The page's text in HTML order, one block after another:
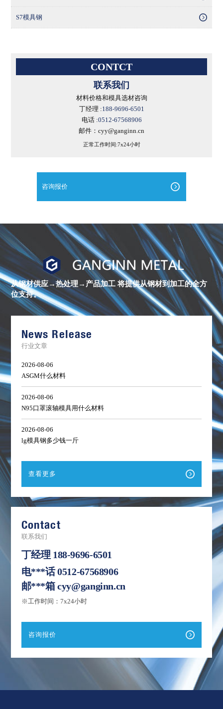
S7模具钢
CONTCT
联系我们
材料价格和模具选材咨询
丁经理 :188-9696-6501
电话 :0512-67568906
邮件：cyy@ganginn.cn
正常工作时间:7x24小时
咨询报价
进
镍
合
金
棒
材
库
清
从钢材供应→热处理→产品加工将提供从钢材到加工的全方
位支持。
News Release
行业文章
2026-08-06
ASGM什么材料
2026-08-06
N95口罩滚轴模具用什么材料
2026-08-06
lg模具钢多少钱一斤
查看更多
Contact
联系我们
丁经理 188-9696-6501
电***话0512-67568906
邮***箱cyy@ganginn.cn
※工作时间：7x24小时
咨询报价